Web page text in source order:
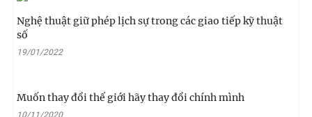
Nghệ thuật giữ phép lịch sự trong các giao tiếp kỹ thuật
số
19/01/2022
Muốn thay đổi thế giới hãy thay đổi chính mình